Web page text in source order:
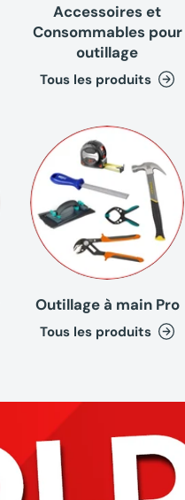
Accessoires et
Consommables pour
outillage
Tous les produits
Outillage à main Pro
Tous les produits